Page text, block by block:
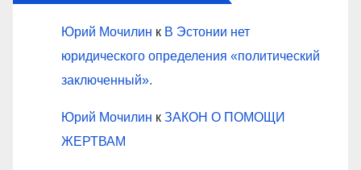
Юрий Мочилин к В Эстонии нет
юридического определения «политический
заключенный».
Юрий Мочилин к ЗАКОН О ПОМОЩИ
ЖЕРТВАМ